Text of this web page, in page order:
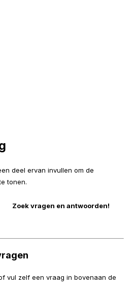
deel ervan invullen om de
tonen.
vul zelf een vraag in bovenaan de